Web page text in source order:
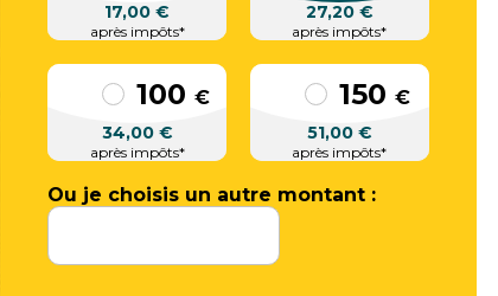
17,00 €
après impôts*
27,20€
après impôts*
100€
34,00€
après impôts*
150 €
51,00€
après impôts*
Ou je choisis un autre montant :